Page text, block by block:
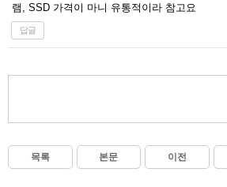
램, SSD 가격이 마니 유통적이라 참고요
답글
목록 본문 이전